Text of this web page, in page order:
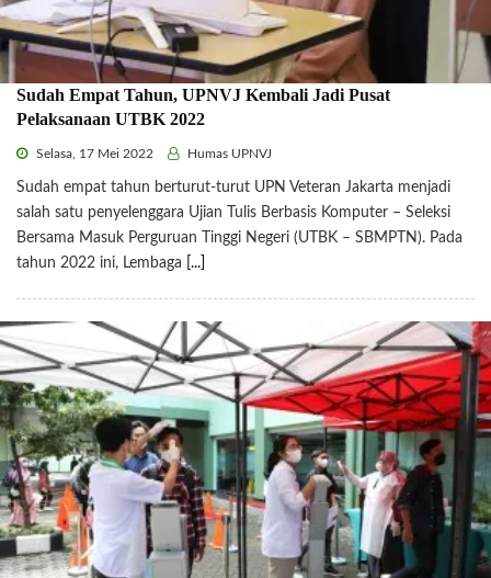
Sudah Empat Tahun, UPNVJ Kembali Jadi Pusat
Pelaksanaan UTBK 2022
Selasa, 17 Mei 2022 Humas UPNVJ
Sudah empat tahun berturut-turut UPN Veteran Jakarta menjadi
salah satu penyelenggara Ujian Tulis Berbasis Komputer – Seleksi
Bersama Masuk Perguruan Tinggi Negeri (UTBK – SBMPTN). Pada
tahun 2022 ini, Lembaga
[...]